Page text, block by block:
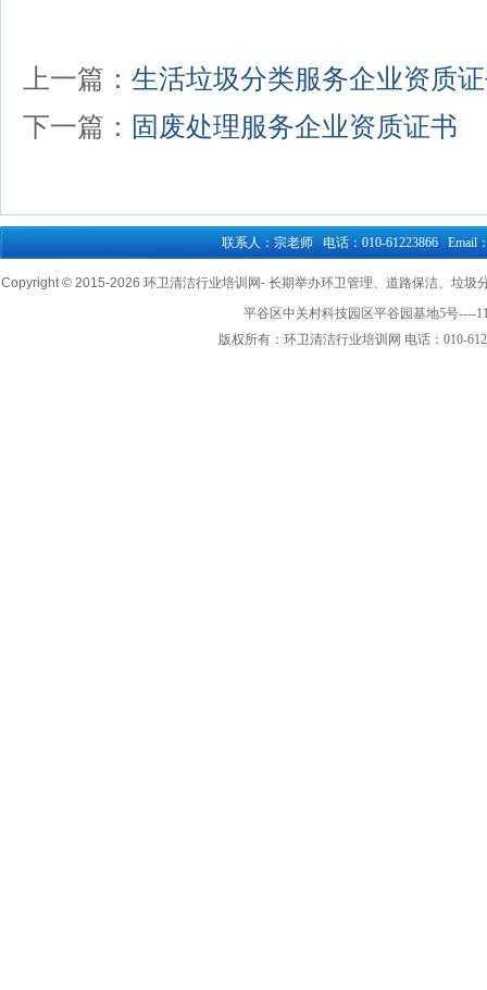
上一篇： 生活垃圾分类服务企业资质
下一篇： 固废处理服务企业资质证书
联系人：宗老师 电话：010-61223866 Email
Copyright © 2015-2026 环卫清洁行业培训网- 长期举办环卫管理、道路保洁、垃
平谷区中关村科技园区平谷园基地5号----
版权所有：环卫清洁行业培训网 电话：010-